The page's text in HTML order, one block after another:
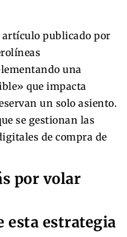
artículo publicado por
una
que impacta
un solo asiento.
se gestionan las
de compra de
por volar
esta estrategia